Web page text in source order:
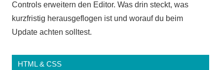
Controls erweitern den Editor. Was drin steckt, was
kurzfristig herausgeflogen ist und worauf du beim
Update achten solltest.
HTML & CSS